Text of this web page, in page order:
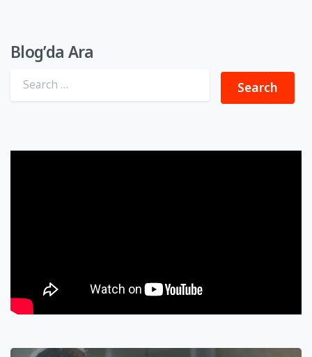
Blog’da Ara